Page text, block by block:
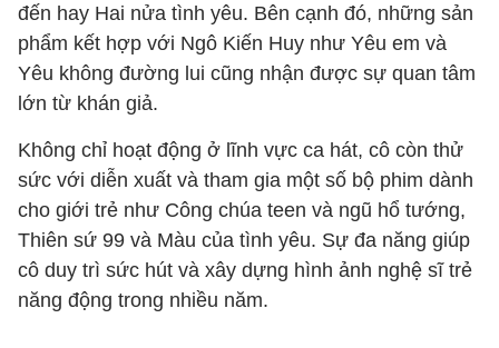
đến hay Hai nửa tình yêu. Bên cạnh đó, những sản
phẩm kết hợp với Ngô Kiến Huy như Yêu em và
Yêu không đường lui cũng nhận được sự quan tâm
lớn từ khán giả.
Không chỉ hoạt động ở lĩnh vực ca hát, cô còn thử
sức với diễn xuất và tham gia một số bộ phim dành
cho giới trẻ như Công chúa teen và ngũ hổ tướng,
Thiên sứ 99 và Màu của tình yêu. Sự đa năng giúp
cô duy trì sức hút và xây dựng hình ảnh nghệ sĩ trẻ
năng động trong nhiều năm.